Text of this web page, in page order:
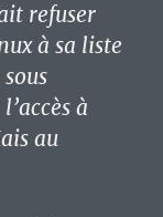
refuser
à sa liste
à
au